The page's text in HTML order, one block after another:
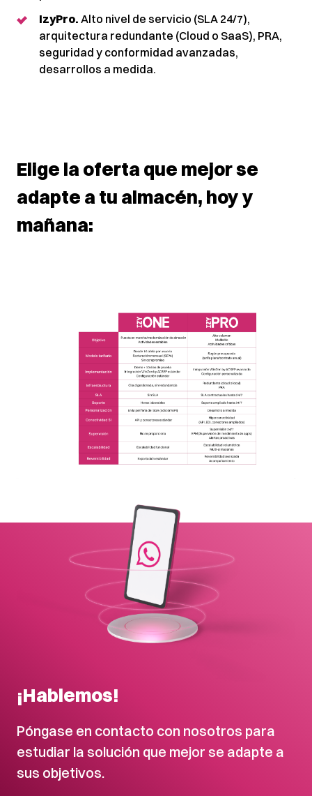
IzyPro. Alto nivel de servicio (SLA 24/7),
arquitectura redundante (Cloud o SaaS), PRA,
seguridad y conformidad avanzadas,
desarrollos a medida.
Elige la oferta que mejor se
adapte a tu almacén, hoy y
mañana:
¡Hablemos!
Póngase en contacto con nosotros para
estudiar la solución que mejor se adapte a
sus objetivos.